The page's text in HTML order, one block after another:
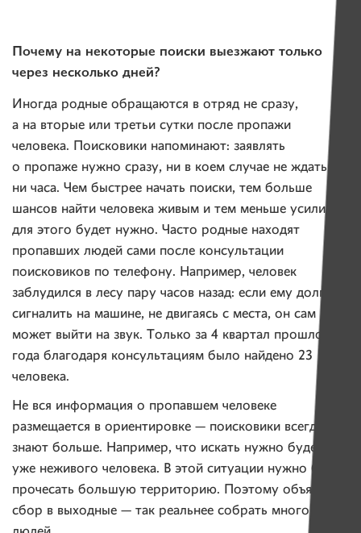
Почему на некоторые поиски выезжают только
через несколько дней?
Иногда родные обращаются в отряд не сразу,
а на вторые или третьи сутки после пропажи
человека. Поисковики напоминают: заявлять
о пропаже нужно сразу, ни в коем случае не ждать
ни часа. Чем быстрее начать поиски, тем больше
шансов найти человека живым и тем меньше усилий
для этого будет нужно. Часто родные находят
пропавших людей сами после консультации
поисковиков по телефону. Например, человек
заблудился в лесу пару часов назад: если ему долго
сигналить на машине, не двигаясь с места, он сам
может выйти на звук. Только за 4 квартал прошлого
года благодаря консультациям было найдено 23
человека.
Не вся информация о пропавшем человеке
размещается в ориентировке — поисковики всегда
знают больше. Например, что искать нужно будет
уже неживого человека. В этой ситуации нужно будет
прочесать большую территорию. Поэтому объявляют
сбор в выходные — так реальнее собрать много